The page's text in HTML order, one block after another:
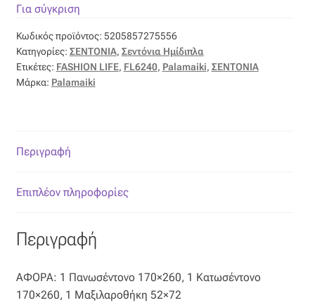
Φόδρα
Ραντεβού
Ταμείο
170x260
ποσότητα
Για σύγκριση
Κωδικός προϊόντος: 5205857275556
Κατηγορίες: ΣΕΝΤΟΝΙΑ, Σεντόνια Ημίδιπλα
Ετικέτες: FASHION LIFE, FL6240, Palamaiki, ΣΕΝΤΟΝΙΑ
Μάρκα: Palamaiki
Περιγραφή
Επιπλέον πληροφορίες
Περιγραφή
ΑΦΟΡΑ: 1 Πανωσέντονο 170×260, 1 Κατωσέντονο
170×260, 1 Μαξιλαροθήκη 52×72